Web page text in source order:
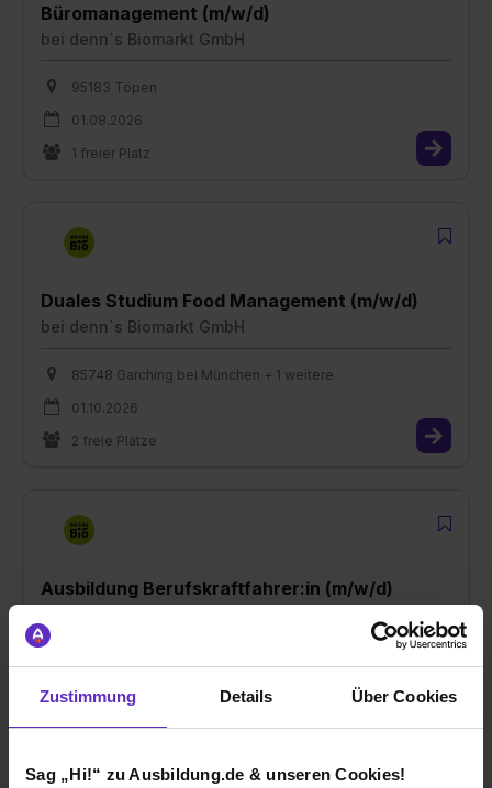
Zustimmung Details Über Cookies
Sag „Hi!“ zu Ausbildung.de & unseren Cookies!
Büromanagement (m/w/d)
bei denn`s Biomarkt GmbH
95183 Töpen
01.08.2026
1 freier Platz
Duales Studium Food Management (m/w/d)
bei denn`s Biomarkt GmbH
85748 Garching bei München + 1 weitere
01.10.2026
2 freie Plätze
Ausbildung Berufskraftfahrer:in (m/w/d)
01.08.2026
2 freie Plätze